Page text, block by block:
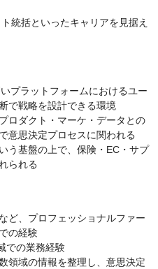
統括といったキャリアを見据え
プラットフォームにおけるユー
で戦略を設計できる環境
ロダクト・マーケ・データとの
意思決定プロセスに関われる
う基盤の上で、保険・EC・サプ
られる
ど、プロフェッショナルファー
の経験
での業務経験
領域の情報を整理し、意思決定